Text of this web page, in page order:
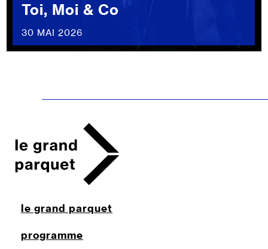
Toi, Moi & Co
30 MAI 2026
le grand parquet
programme